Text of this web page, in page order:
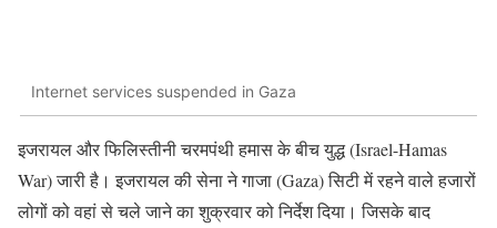
Internet services suspended in Gaza
इजरायल और फिलिस्तीनी चरमपंथी हमास के बीच युद्ध (Israel-Hamas
War) जारी है। इजरायल की सेना ने गाजा (Gaza) सिटी में रहने वाले हजारों
लोगों को वहां से चले जाने का शुक्रवार को निर्देश दिया। जिसके बाद